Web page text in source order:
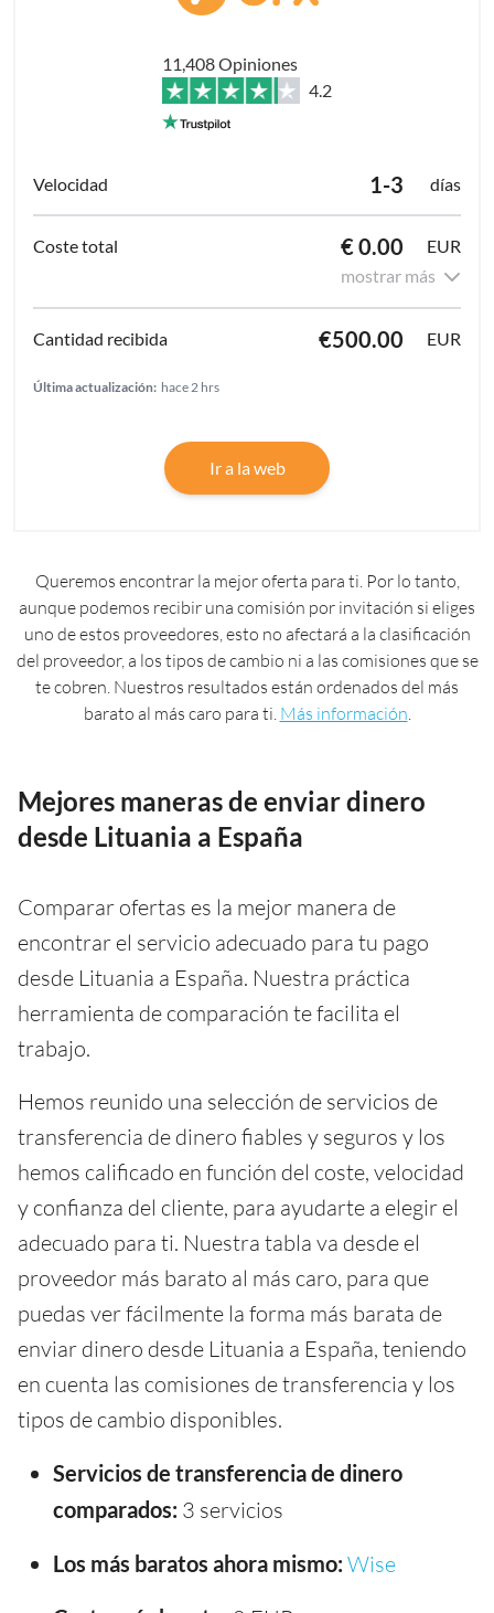
11,408 Opiniones
4.2
1-3 días
€ 0.00
EUR
mostrar más
€500.00 EUR
Última actualización: hace 2 hrs
Ir a la web
Queremos encontrar la mejor oferta para ti. Por lo tanto,
aunque podemos recibir una comisión por invitación si eliges
uno de estos proveedores, esto no afectará a la clasificación
del proveedor, a los tipos de cambio ni a las comisiones que se
te cobren. Nuestros resultados están ordenados del más
barato al más caro para ti. Más información.
Mejores maneras de enviar dinero
desde Lituania a España
Comparar ofertas es la mejor manera de
encontrar el servicio adecuado para tu pago
desde Lituania a España. Nuestra práctica
herramienta de comparación te facilita el
trabajo.
Hemos reunido una selección de servicios de
transferencia de dinero fiables y seguros y los
hemos calificado en función del coste, velocidad
y confianza del cliente, para ayudarte a elegir el
adecuado para ti. Nuestra tabla va desde el
proveedor más barato al más caro, para que
puedas ver fácilmente la forma más barata de
enviar dinero desde Lituania a España, teniendo
en cuenta las comisiones de transferencia y los
tipos de cambio disponibles.
Servicios de transferencia de dinero
comparados: 3 servicios
Los más baratos ahora mismo: Wise